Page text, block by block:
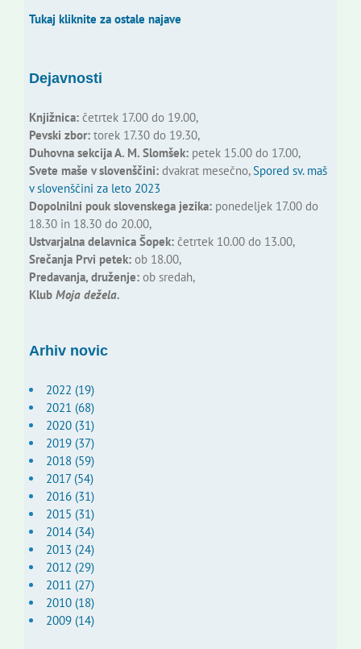
Tukaj kliknite za ostale najave
Dejavnosti
Knjižnica:četrtek 17.00 do 19.00,
Pevski zbor:torek 17.30 do 19.30,
Duhovna sekcija A. M. Slomšek:petek 15.00 do 17.00,
Svete maše v slovenščini:dvakrat mesečno,Spored sv. maš
v slovenščini za leto 2023
Dopolnilni pouk slovenskega jezika:ponedeljek 17.00 do
18.30 in 18.30 do 20.00,
Ustvarjalna delavnica Šopek:četrtek 10.00 do 13.00,
Srečanja Prvi petek:ob 18.00,
Predavanja, druženje:ob sredah,
Klub Moja dežela.
Arhiv novic
2022 (19)
2021 (68)
2020 (31)
2019 (37)
2018 (59)
2017 (54)
2016 (31)
2015 (31)
2014 (34)
2013 (24)
2012 (29)
2011 (27)
2010 (18)
2009 (14)